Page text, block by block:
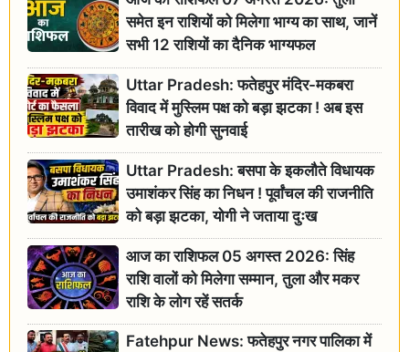
समेत इन राशियों को मिलेगा भाग्य का साथ, जानें
सभी 12 राशियों का दैनिक भाग्यफल
Uttar Pradesh: फतेहपुर मंदिर-मकबरा
विवाद में मुस्लिम पक्ष को बड़ा झटका ! अब इस
तारीख को होगी सुनवाई
Uttar Pradesh: बसपा के इकलौते विधायक
उमाशंकर सिंह का निधन ! पूर्वांचल की राजनीति
को बड़ा झटका, योगी ने जताया दुःख
आज का राशिफल 05 अगस्त 2026: सिंह
राशि वालों को मिलेगा सम्मान, तुला और मकर
राशि के लोग रहें सतर्क
Fatehpur News: फतेहपुर नगर पालिका में